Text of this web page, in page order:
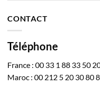
CONTACT
Téléphone
France : 00 33 1 88 33 50
Maroc : 00 212 5 20 30 80